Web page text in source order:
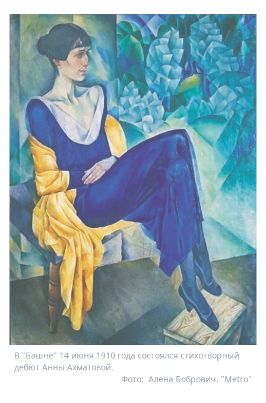
В "Башне" 14 июня 1910 года состоялся стихотворный
дебют Анны Ахматовой.
Алёна Бобрович, "Metro"
Фото: